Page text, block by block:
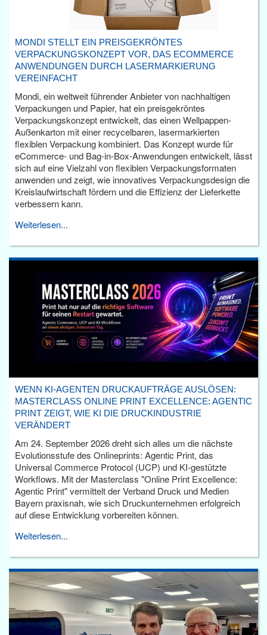
MONDI STELLT EIN PREISGEKRÖNTES
VERPACKUNGSKONZEPT VOR, DAS ECOMMERCE
ANWENDUNGEN DURCH LASERMARKIERUNG
VEREINFACHT
Mondi, ein weltweit führender Anbieter von nachhaltigen
Verpackungen und Papier, hat ein preisgekröntes
Verpackungskonzept entwickelt, das einen Wellpappen-
Außenkarton mit einer recycelbaren, lasermarkierten
flexiblen Verpackung kombiniert. Das Konzept wurde für
eCommerce- und Bag-in-Box-Anwendungen entwickelt, lässt
sich auf eine Vielzahl von flexiblen Verpackungsformaten
anwenden und zeigt, wie innovatives Verpackungsdesign die
Kreislaufwirtschaft fördern und die Effizienz der Lieferkette
verbessern kann.
Weiterlesen...
WENN KI-AGENTEN DRUCKAUFTRÄGE AUSLÖSEN:
MASTERCLASS ONLINE PRINT EXCELLENCE: AGENTIC
PRINT ZEIGT, WIE KI DIE DRUCKINDUSTRIE
VERÄNDERT
Am 24. September 2026 dreht sich alles um die nächste
Evolutionsstufe des Onlineprints: Agentic Print, das
Universal Commerce Protocol (UCP) und KI-gestützte
Workflows. Mit der Masterclass "Online Print Excellence:
Agentic Print" vermittelt der Verband Druck und Medien
Bayern praxisnah, wie sich Druckunternehmen erfolgreich
auf diese Entwicklung vorbereiten können.
Weiterlesen...